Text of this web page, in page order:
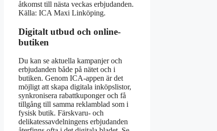
åtkomst till nästa veckas erbjudanden.
Källa: ICA Maxi Linköping.
Digitalt utbud och online-
butiken
Du kan se aktuella kampanjer och
erbjudanden både på nätet och i
butiken. Genom ICA-appen är det
möjligt att skapa digitala inköpslistor,
synkronisera rabattkuponger och få
tillgång till samma reklamblad som i
fysisk butik. Färskvaru- och
delikatessavdelningens erbjudanden